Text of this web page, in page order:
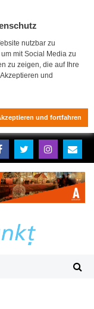
nutzbar zu
mit Social Media zu
zu zeigen, die auf Ihre
und
und fortfahren